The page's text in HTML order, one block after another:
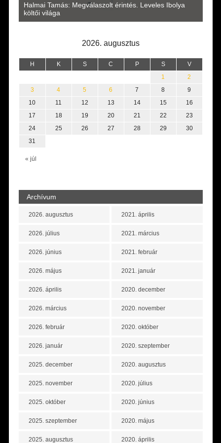
Halmai Tamás: Megválaszolt érintés. Leveles Ibolya
költői világa
2026. augusztus
H K S C P S V
« júl
1
2
3
4 5 6 7 8
9
10
11 12 13 14 15
16
17
18 19 20 21 22
23
24
25 26 27 28 29
30
31
Archívum
2026. augusztus
2026. július
2026. június
2026. május
2026. április
2026. március
2026. február
2026. január
2025. december
2025. november
2025. október
2025. szeptember
2025. augusztus
2021. április
2021. március
2021. február
2021. január
2020. december
2020. november
2020. október
2020. szeptember
2020. augusztus
2020. július
2020. június
2020. május
2020. április